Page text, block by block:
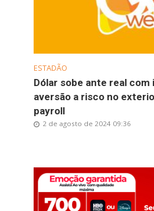
ESTADÃO
Dólar sobe ante real
aversão a risco no
payroll
2 de agosto de 2024 09:36